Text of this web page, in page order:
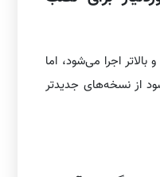
معمولاً روبیکا روی ios نسخه 11 و بالاتر اجرا می‌شود، اما
از نسخه‌های جدیدتر